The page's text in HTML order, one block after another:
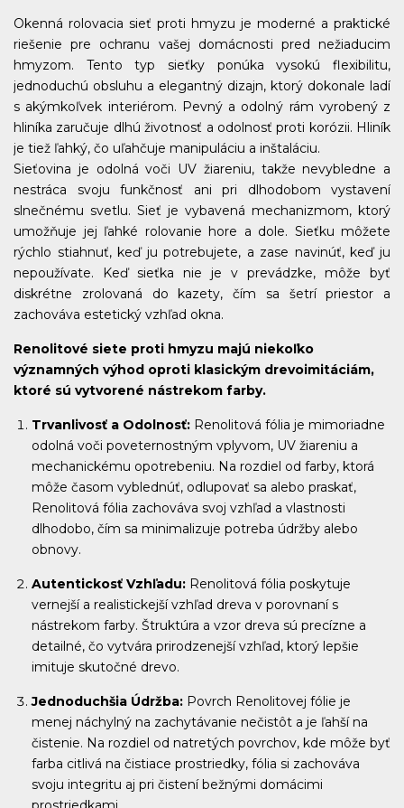
Okenná rolovacia sieť proti hmyzu je moderné a praktické
riešenie pre ochranu vašej domácnosti pred nežiaducim
hmyzom. Tento typ sieťky ponúka vysokú flexibilitu,
jednoduchú obsluhu a elegantný dizajn, ktorý dokonale ladí
s akýmkoľvek interiérom. Pevný a odolný rám vyrobený z
hliníka zaručuje dlhú životnosť a odolnosť proti korózii. Hliník
je tiež ľahký, čo uľahčuje manipuláciu a inštaláciu.
Sieťovina je odolná voči UV žiareniu, takže nevybledne a
nestráca svoju funkčnosť ani pri dlhodobom vystavení
slnečnému svetlu. Sieť je vybavená mechanizmom, ktorý
umožňuje jej ľahké rolovanie hore a dole. Sieťku môžete
rýchlo stiahnuť, keď ju potrebujete, a zase navinúť, keď ju
nepoužívate. Keď sieťka nie je v prevádzke, môže byť
diskrétne zrolovaná do kazety, čím sa šetrí priestor a
zachováva estetický vzhľad okna.
Renolitové siete proti hmyzu majú niekoľko
významných výhod oproti klasickým drevoimitáciám,
ktoré sú vytvorené nástrekom farby.
Trvanlivosť a Odolnosť: Renolitová fólia je mimoriadne
odolná voči poveternostným vplyvom, UV žiareniu a
mechanickému opotrebeniu. Na rozdiel od farby, ktorá
môže časom vyblednúť, odlupovať sa alebo praskať,
Renolitová fólia zachováva svoj vzhľad a vlastnosti
dlhodobo, čím sa minimalizuje potreba údržby alebo
obnovy.
Autentickosť Vzhľadu: Renolitová fólia poskytuje
vernejší a realistickejší vzhľad dreva v porovnaní s
nástrekom farby. Štruktúra a vzor dreva sú precízne a
detailné, čo vytvára prirodzenejší vzhľad, ktorý lepšie
imituje skutočné drevo.
Jednoduchšia Údržba: Povrch Renolitovej fólie je
menej náchylný na zachytávanie nečistôt a je ľahší na
čistenie. Na rozdiel od natretých povrchov, kde môže byť
farba citlivá na čistiace prostriedky, fólia si zachováva
svoju integritu aj pri čistení bežnými domácimi